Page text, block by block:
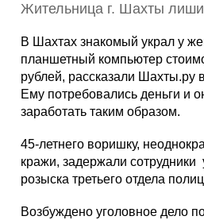
Карты
Жительница г. Шахты
В Шахтах знакомый украл у
планшетный компьютер
рублей, рассказали Шахты.ру
Ему потребовались деньги и
заработать таким образом.
45-летнего воришку,
кражи, задержали сотрудники
розыска третьего отдела
Возбуждено уголовное дело